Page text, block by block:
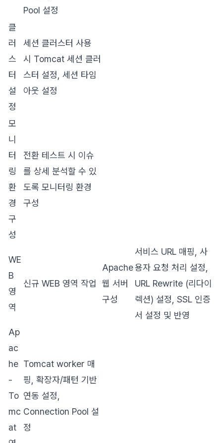
Pool 설정
클
러
스
터
설
정
세션 클러스터 사용
시 Tomcat 세션 클러
스터 설정, 세션 타임
아웃 설정
모
니
터
링
환
경
구
성
전환 테스트 시 이슈
를 상세 분석할 수 있
도록 모니터링 환경
구성
WE
B
영
역
신규 WEB 영역 작업
Apache
웹 서버
구성
서비스 URL 매핑, 사
용자 요청 처리 설정,
URL Rewrite (리다이
렉션) 설정, SSL 인증
서 설정 및 반영
Ap
ac
he
-
To
mc
at
Tomcat worker 매
핑, 확장자/패턴 기반
연동 설정,
Connection Pool 설
정